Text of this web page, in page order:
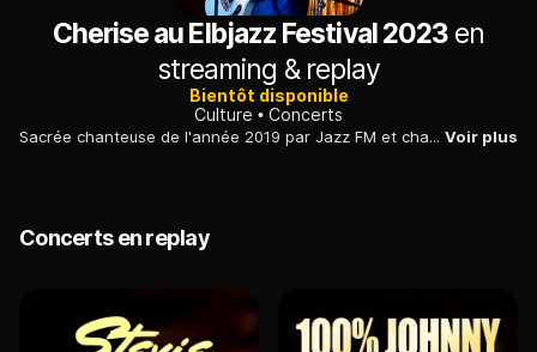
Cherise au Elbjazz Festival 2023 en
streaming & replay
Bientôt disponible
Culture
Concerts
Sacrée chanteuse de l'année 2019 par Jazz FM et chanteuse de l'année 2020 par les Parliamentary Jazz Awards, Cherise est la nouvelle étoile de la soul. Voir plus
Concerts en replay